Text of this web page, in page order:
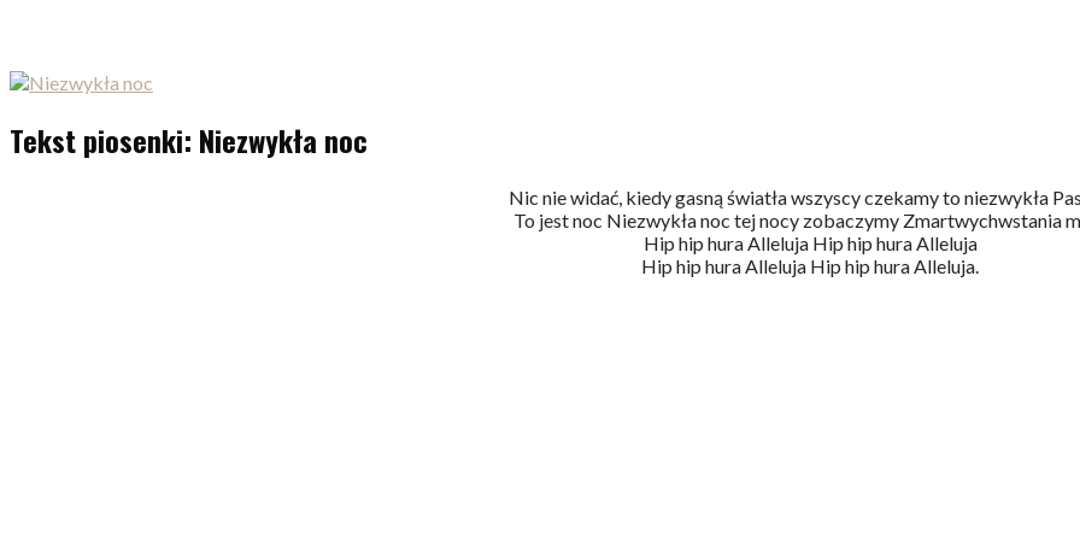
Tekst piosenki: Niezwykła noc
Nic nie widać, kiedy gasną światła wszyscy czekamy to niezwykła
To jest noc Niezwykła noc tej nocy zobaczymy Zmartwychwstania
Hip hip hura Alleluja Hip hip hura Alleluja
Hip hip hura Alleluja Hip hip hura Alleluja.